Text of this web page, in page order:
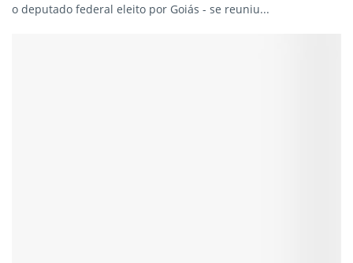
o deputado federal eleito por Goiás - se reuniu...